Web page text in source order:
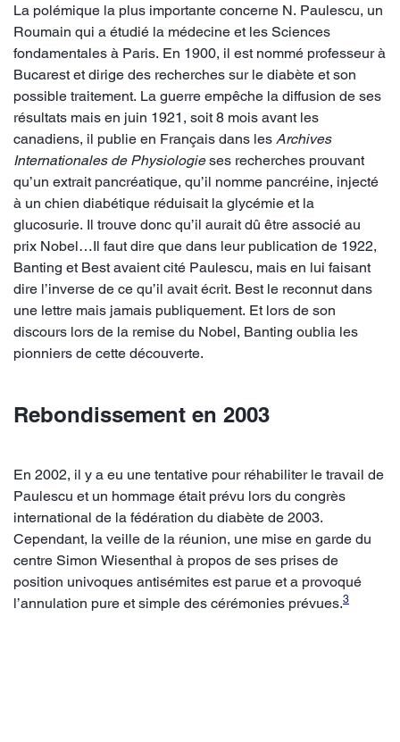
La polémique la plus importante concerne N. Paulescu, un
Roumain qui a étudié la médecine et les Sciences
fondamentales à Paris. En 1900, il est nommé professeur à
Bucarest et dirige des recherches sur le diabète et son
possible traitement. La guerre empêche la diffusion de ses
résultats mais en juin 1921, soit 8 mois avant les
canadiens, il publie en Français dans les Archives
Internationales de Physiologieses recherches prouvant
qu’un extrait pancréatique, qu’il nomme pancréine, injecté
à un chien diabétique réduisait la glycémie et la
glucosurie. Il trouve donc qu’il aurait dû être associé au
prix Nobel…Il faut dire que dans leur publication de 1922,
Banting et Best avaient cité Paulescu, mais en lui faisant
dire l’inverse de ce qu’il avait écrit. Best le reconnut dans
une lettre mais jamais publiquement. Et lors de son
discours lors de la remise du Nobel, Banting oublia les
pionniers de cette découverte.
Rebondissement en 2003
En 2002, il y a eu une tentative pour réhabiliter le travail de
Paulescu et un hommage était prévu lors du congrès
international de la fédération du diabète de 2003.
Cependant, la veille de la réunion, une mise en garde du
centre Simon Wiesenthal à propos de ses prises de
position univoques antisémites est parue et a provoqué
l’annulation pure et simple des cérémonies prévues.3